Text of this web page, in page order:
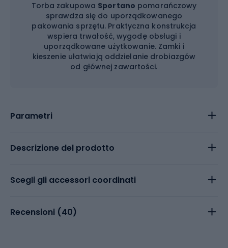
Torba zakupowa Sportano pomarańczowy
sprawdza się do uporządkowanego
pakowania sprzętu. Praktyczna konstrukcja
wspiera trwałość, wygodę obsługi i
uporządkowane użytkowanie. Zamki i
kieszenie ułatwiają oddzielanie drobiazgów
od głównej zawartości.
Parametri
Descrizione del prodotto
Scegli gli accessori coordinati
Recensioni (40)